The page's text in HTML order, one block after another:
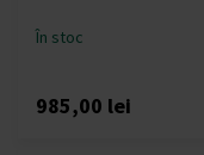
În stoc
985,00 lei